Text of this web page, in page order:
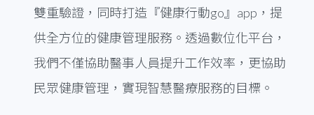
雙重驗證，同時打造『健康行動go』app，提
供全方位的健康管理服務。透過數位化平台，
我們不僅協助醫事人員提升工作效率，更協助
民眾健康管理，實現智慧醫療服務的目標。